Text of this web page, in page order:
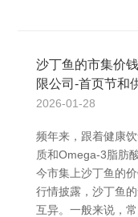
沙丁鱼的市集价
限公司-首页节和
2026-01-28
频年来，跟着健康
质和Omega-3脂肪
今市集上沙丁鱼的
行情披露，沙丁鱼
互异。一般来说，